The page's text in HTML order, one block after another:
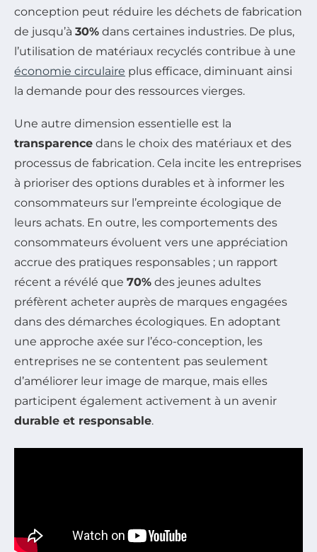
conception peut réduire les déchets de fabrication
de jusqu’à 30% dans certaines industries. De plus,
l’utilisation de matériaux recyclés contribue à une
économie circulaire plus efficace, diminuant ainsi
la demande pour des ressources vierges.
Une autre dimension essentielle est la
transparence dans le choix des matériaux et des
processus de fabrication. Cela incite les entreprises
à prioriser des options durables et à informer les
consommateurs sur l’empreinte écologique de
leurs achats. En outre, les comportements des
consommateurs évoluent vers une appréciation
accrue des pratiques responsables ; un rapport
récent a révélé que 70% des jeunes adultes
préfèrent acheter auprès de marques engagées
dans des démarches écologiques. En adoptant
une approche axée sur l’éco-conception, les
entreprises ne se contentent pas seulement
d’améliorer leur image de marque, mais elles
participent également activement à un avenir
durable et responsable.